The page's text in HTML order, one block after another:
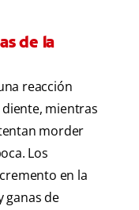
de la
reacción
mientras
morder
Los
en la
ganas de